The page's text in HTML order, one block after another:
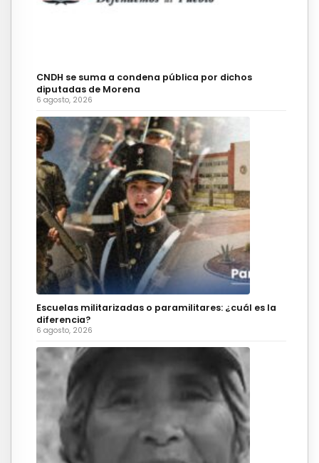
CNDH se suma a condena pública por dichos
diputadas de Morena
6 agosto, 2026
Escuelas militarizadas o paramilitares: ¿cuál es la
diferencia?
6 agosto, 2026